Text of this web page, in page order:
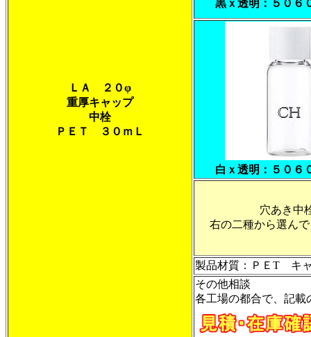
ＬＡ ２０φ
重厚キャップ
中栓
ＰＥＴ ３０ｍＬ
黒ｘ透明：５０６
白ｘ透明：５０６
穴あき中
右の二種から選ん
製品材質：ＰＥT キ
その他相談
各工場の都合で、記載